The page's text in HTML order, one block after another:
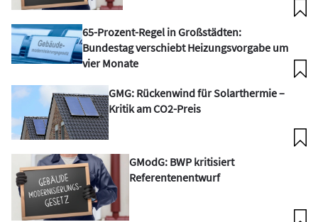
65-Prozent-Regel in Großstädten:
Bundestag verschiebt Heizungsvorgabe um
vier Monate
GMG: Rückenwind für Solarthermie –
Kritik am CO2-Preis
GModG: BWP kritisiert
Referentenentwurf